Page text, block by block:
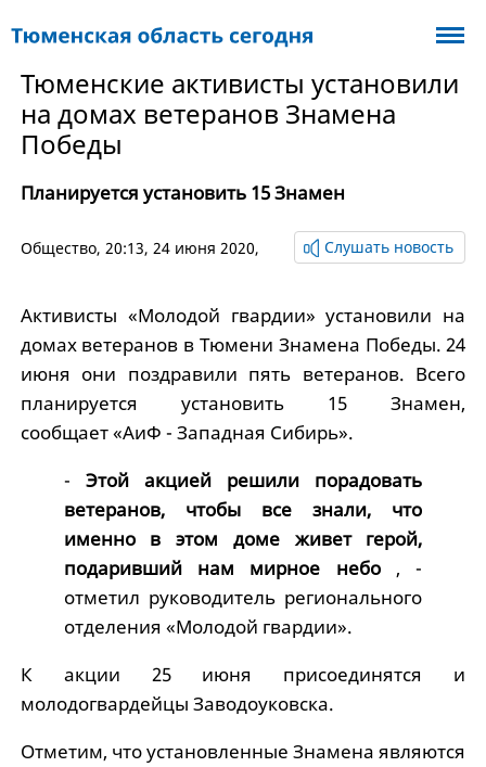
Тюменские активисты установили
на домах ветеранов Знамена
Победы
Планируется установить 15 Знамен
Общество, 20:13, 24 июня 2020, Слушать новость
Активисты «Молодой гвардии» установили на
домах ветеранов в Тюмени Знамена Победы. 24
июня они поздравили пять ветеранов. Всего
планируется установить 15 Знамен,
сообщает «АиФ - Западная Сибирь».
- Этой акцией решили порадовать
ветеранов, чтобы все знали, что
именно в этом доме живет герой,
подаривший нам мирное небо , -
отметил руководитель регионального
отделения «Молодой гвардии».
К акции 25 июня присоединятся и
молодогвардейцы Заводоуковска.
Отметим, что установленные Знамена являются